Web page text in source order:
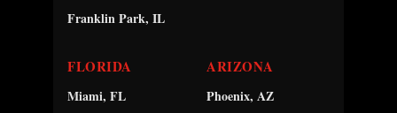
Franklin Park, IL
FLORIDA
Miami, FL
ARIZONA
Phoenix, AZ